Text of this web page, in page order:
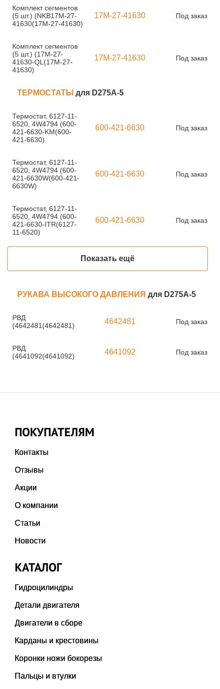
Комплект сегментов
(5 шт.) (NKB17M-27-
41630(17M-27-41630)
17M-27-41630 Под заказ
Комплект сегментов
(5 шт.) (17M-27-
41630-QL(17M-27-
41630)
17M-27-41630 Под заказ
ТЕРМОСТАТЫ для D275A-5
Термостат, 6127-11-
6520, 4W4794 (600-
421-6630-KM(600-
421-6630)
600-421-6630 Под заказ
Термостат, 6127-11-
6520, 4W4794 (600-
421-6630W(600-421-
6630W)
600-421-6630 Под заказ
Термостат, 6127-11-
6520, 4W4794 (600-
421-6630-ITR(6127-
11-6520)
600-421-6630 Под заказ
Показать ещё
РУКАВА ВЫСОКОГО ДАВЛЕНИЯ для D275A-5
РВД
(4642481(4642481)
4642481 Под заказ
РВД
(4641092(4641092)
4641092 Под заказ
ПОКУПАТЕЛЯМ
Контакты
Отзывы
Акции
О компании
Статьи
Новости
КАТАЛОГ
Гидроцилиндры
Детали двигателя
Двигатели в сборе
Карданы и крестовины
Коронки ножи бокорезы
Пальцы и втулки